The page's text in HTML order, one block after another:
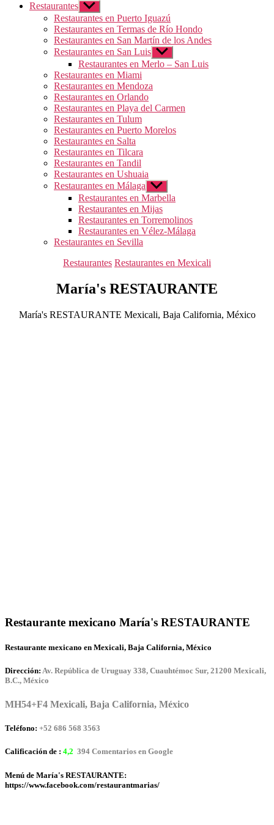
Restaurantes Mostrar
el
submenú
Restaurantes en Puerto Iguazú
Restaurantes en Termas de Río Hondo
Restaurantes en San Martín de los Andes
Restaurantes en San Luis Mostrar
el
submenú
Restaurantes en Merlo – San Luis
Restaurantes en Miami
Restaurantes en Mendoza
Restaurantes en Orlando
Restaurantes en Playa del Carmen
Restaurantes en Tulum
Restaurantes en Puerto Morelos
Restaurantes en Salta
Restaurantes en Tilcara
Restaurantes en Tandil
Restaurantes en Ushuaia
Restaurantes en Málaga Mostrar
el
submenú
Restaurantes en Marbella
Restaurantes en Mijas
Restaurantes en Torremolinos
Restaurantes en Vélez-Málaga
Restaurantes en Sevilla
Categorías
Restaurantes Restaurantes en Mexicali
María's RESTAURANTE
María's RESTAURANTE Mexicali, Baja California, México
Restaurante mexicano María's RESTAURANTE
Restaurante mexicano en Mexicali, Baja California, México
Dirección: Av. República de Uruguay 338, Cuauhtémoc Sur, 21200 Mexicali,
B.C., México
MH54+F4 Mexicali, Baja California, México
Teléfono: +52 686 568 3563
Calificación de : 4,2 394 Comentarios en Google
Menú de María's RESTAURANTE:
https://www.facebook.com/restaurantmarias/